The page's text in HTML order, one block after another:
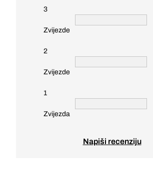
3
Zvijezde
2
Zvijezde
1
Zvijezda
Napiši recenziju